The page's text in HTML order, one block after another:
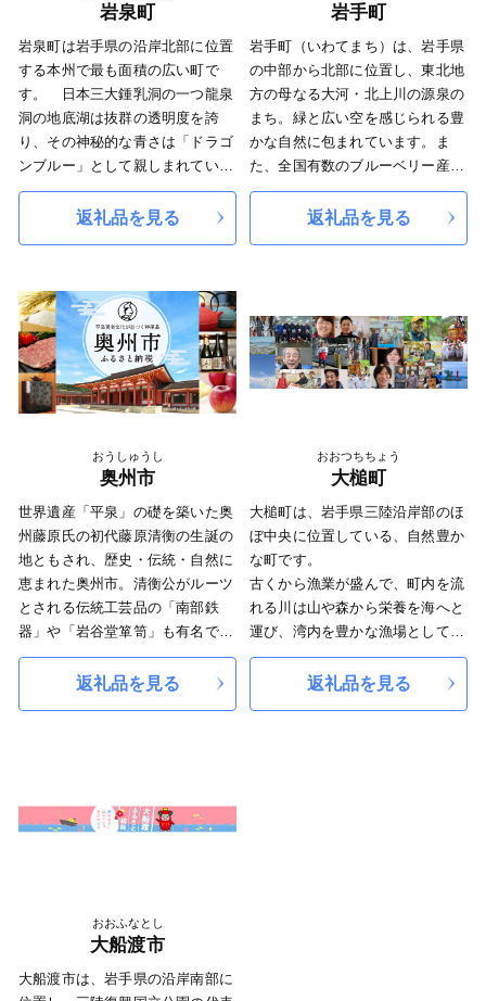
築き上げ、その後葛西氏、伊達
た。
明治の近代化以降の地域の成り
立ちは、廃藩置県によって、胆沢
県、一関県、水沢県、磐井県と変
遷し、明治９年に岩手県に編入さ
れました。
昭和の大合併によって合併前の
８市町村となり、平成17年９月に
１市４町２村が新設合併、平成23
います。
◆自然
本市は、四季折々に多彩な表情
を示すめぐみ豊かな自然に包まれ
ています。
市の西側にある栗駒山の周囲に
川温泉をはじめ多くの温泉に恵ま
れています。
市の東側にある室根山をはじめ
緩やかな丘陵地が広がる北上高地
は穏やかな隆起準平原で、なだら
かな高原には牧場が各所に開かれ
ています。
北上平野の南端部にあたる市の
中央部には標高の低い平地が広が
り、東北一の大河北上川が緩やか
る名所となっています。
遺跡があるほか、平泉文化にゆか
りのある遺跡などが各地に残され
また、古くから受け継がれてき
の奥中山高原スキー場をはじめ、
天然温泉など、大自然のもたらす
豊かな恵みを堪能できます。
■交通
一戸町は岩手県北部に位置し、町
の中央を国道４号とIGRいわて銀
河鉄道が縦断しているため、車や
鉄道での往来に適しています。ま
た、東北自動車道に接続している
八戸自動車道一戸ICが設置されて
接する二戸市にはJR東日本の東
北・北海道新幹線の駅があり、首
都圏へのアクセスにも優れていま
す。
岩泉町
岩泉町は岩手県の沿岸北部に位置
する本州で最も面積の広い町で
す。 日本三大鍾乳洞の一つ龍泉
洞の地底湖は抜群の透明度を誇
り、その神秘的な青さは「ドラゴ
ンブルー」として親しまれていま
す。 豊かな自然と澄んだ空気、
清らかな水がもたらす自然の恵み
な「三陸わかめ」、季節ごとにウ
ニやアワビなどの海産物の他、松
茸の産地としても有名です。
返礼品を見る
岩手町
岩手町（いわてまち）は、岩手県
の中部から北部に位置し、東北地
方の母なる大河・北上川の源泉の
まち。緑と広い空を感じられる豊
かな自然に包まれています。ま
た、全国有数のブルーベリー産地
として知られ、大根や長いも、ピ
ーマンなど野菜の生産量は県内
と憩いの場である道の駅が隣接し
ている文化の薫り高いまち。芸術
と野菜総合産地の発信拠点です。
クセスが可能です。
返礼品を見る
おうしゅうし
奥州市
世界遺産「平泉」の礎を築いた奥
州藤原氏の初代藤原清衡の生誕の
地ともされ、歴史・伝統・自然に
恵まれた奥州市。清衡公がルーツ
とされる伝統工芸品の「南部鉄
器」や「岩谷堂箪笥」も有名で
す。
また、“日本一”の受賞数が全国最
多のブランド牛「前沢牛」をはじ
返礼品を見る
おおつちちょう
大槌町
大槌町は、岩手県三陸沿岸部のほ
ぼ中央に位置している、自然豊か
な町です。
古くから漁業が盛んで、町内を流
れる川は山や森から栄養を海へと
運び、湾内を豊かな漁場としてき
ました。また、沿岸部でありなが
ら町の大部分を山林が占め、山の
幸も豊富です。
返礼品を見る
おおふなとし
大船渡市
大船渡市は、岩手県の沿岸南部に